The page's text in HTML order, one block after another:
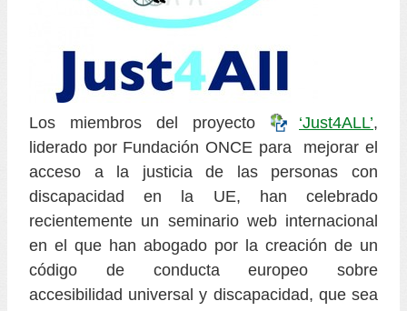
Los miembros del proyecto ‘Just4ALL’,
liderado por Fundación ONCE para mejorar el
acceso a la justicia de las personas con
discapacidad en la UE, han celebrado
recientemente un seminario web internacional
en el que han abogado por la creación de un
código de conducta europeo sobre
accesibilidad universal y discapacidad, que sea